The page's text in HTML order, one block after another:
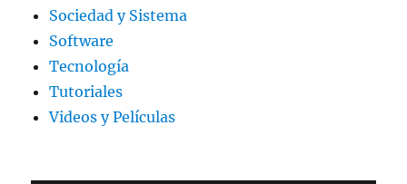
Sociedad y Sistema
Software
Tecnología
Tutoriales
Videos y Películas